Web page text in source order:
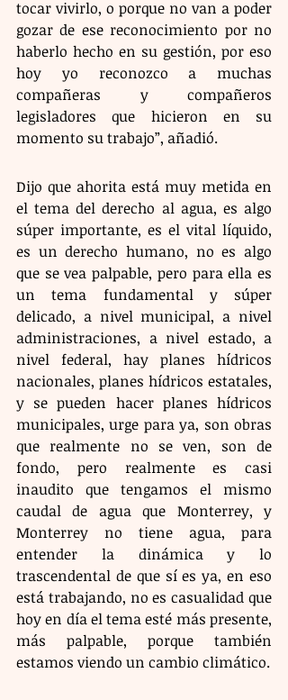
tocar vivirlo, o porque no van a poder
gozar de ese reconocimiento por no
haberlo hecho en su gestión, por eso
hoy yo reconozco a muchas
compañeras y compañeros
legisladores que hicieron en su
momento su trabajo”, añadió.
Dijo que ahorita está muy metida en
el tema del derecho al agua, es algo
súper importante, es el vital líquido,
es un derecho humano, no es algo
que se vea palpable, pero para ella es
un tema fundamental y súper
delicado, a nivel municipal, a nivel
administraciones, a nivel estado, a
nivel federal, hay planes hídricos
nacionales, planes hídricos estatales,
y se pueden hacer planes hídricos
municipales, urge para ya, son obras
que realmente no se ven, son de
fondo, pero realmente es casi
inaudito que tengamos el mismo
caudal de agua que Monterrey, y
Monterrey no tiene agua, para
entender la dinámica y lo
trascendental de que sí es ya, en eso
está trabajando, no es casualidad que
hoy en día el tema esté más presente,
más palpable, porque también
estamos viendo un cambio climático.